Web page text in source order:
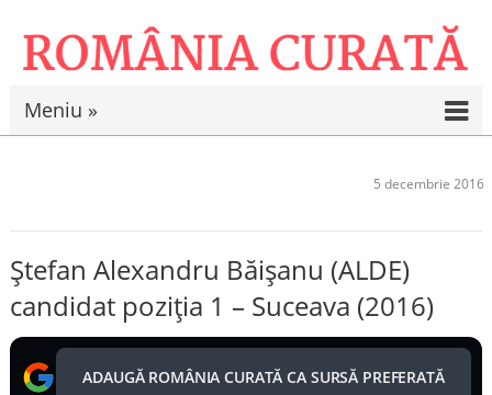
Meniu »
5 decembrie 2016
Ștefan Alexandru Băișanu (ALDE)
candidat poziția 1 – Suceava (2016)
ADAUGĂ ROMÂNIA CURATĂ CA SURSĂ PREFERATĂ